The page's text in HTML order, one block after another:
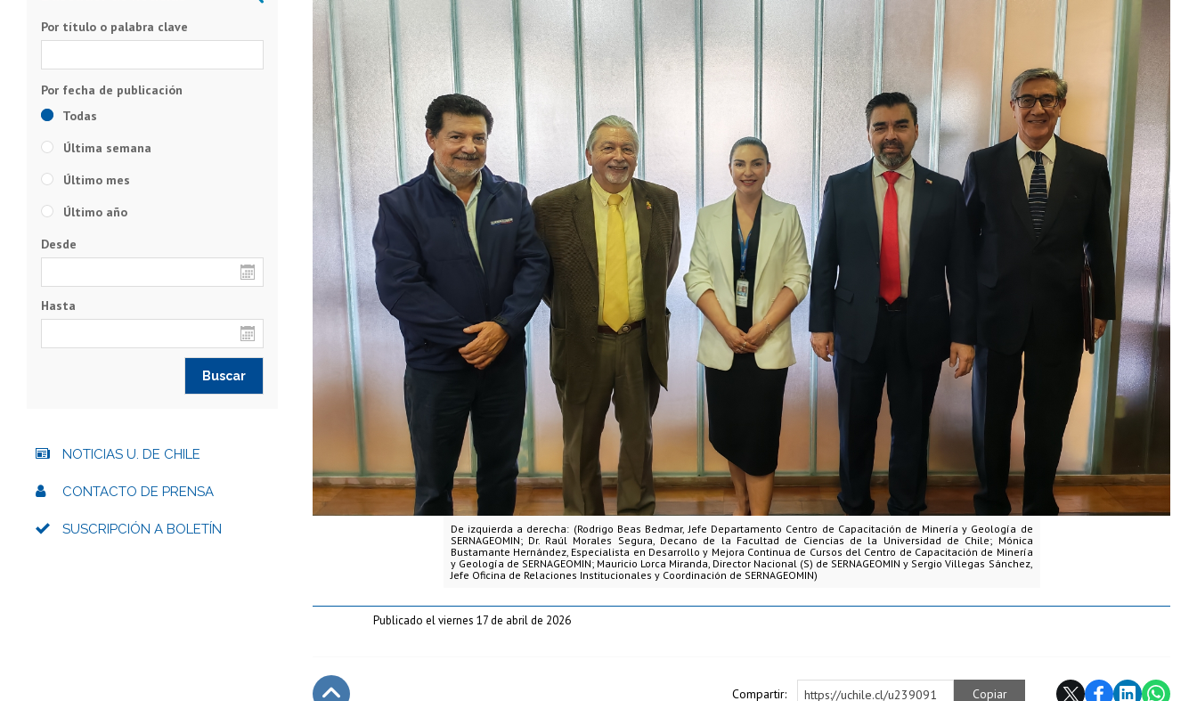
De izquierda a derecha: (Rodrigo Beas Bedmar, Jefe Departamento Centro de Capacitación de Minería y Geología de
SERNAGEOMIN; Dr. Raúl Morales Segura, Decano de la Facultad de Ciencias de la Universidad de Chile; Mónica
Bustamante Hernández, Especialista en Desarrollo y Mejora Continua de Cursos del Centro de Capacitación de Minería
y Geología de SERNAGEOMIN; Mauricio Lorca Miranda, Director Nacional (S) de SERNAGEOMIN y Sergio Villegas Sánchez,
Jefe Oficina de Relaciones Institucionales y Coordinación de SERNAGEOMIN)
Publicado el viernes 17 de abril de 2026
Compartir: https://uchile.cl/u239091 Copiar
Por título o palabra clave
Todas
Última semana
Último mes
Último año
Desde
Hasta
NOTICIAS U. DE CHILE
CONTACTO DE PRENSA
SUSCRIPCIÓN A BOLETÍN